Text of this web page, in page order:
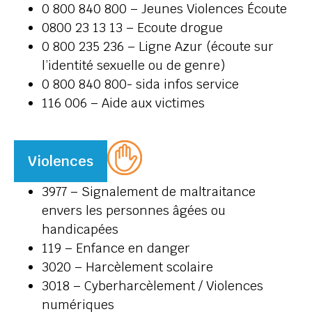
0 800 840 800 – Jeunes Violences Écoute
0800 23 13 13 – Ecoute drogue
0 800 235 236 – Ligne Azur (écoute sur
l’identité sexuelle ou de genre)
0 800 840 800- sida infos service
116 006 – Aide aux victimes
Violences
3977 – Signalement de maltraitance
envers les personnes âgées ou
handicapées
119 – Enfance en danger
3020 – Harcèlement scolaire
3018 – Cyberharcèlement / Violences
numériques